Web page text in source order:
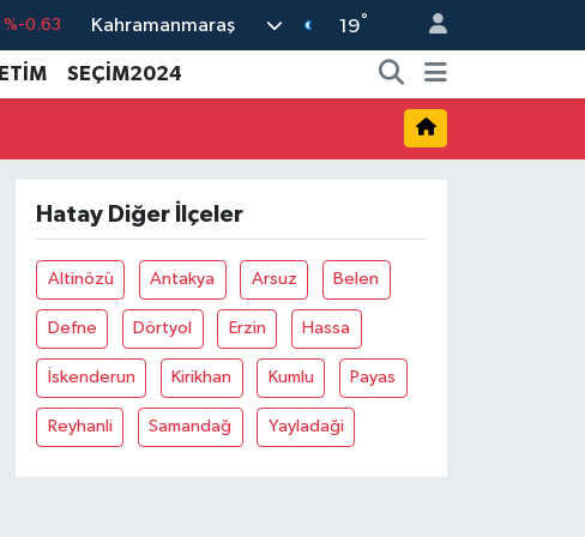
%0
%-0.08
%0.45
%70
Kahramanmaraş 19°
SEÇİM2024
Hatay Diğer İlçeler
Altinözü Antakya Arsuz Belen
Defne Dörtyol Erzin Hassa
İskenderun Kirikhan Kumlu Payas
Reyhanli Samandağ Yayladaği